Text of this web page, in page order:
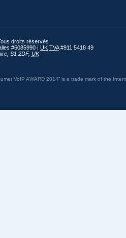
droits réservés
#6085990 | UK TVA#911 5418 49
S1 2DF, UK
VoIP AWARD 2014” is a trade mark of the